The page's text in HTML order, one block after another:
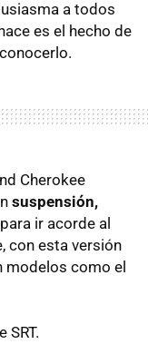
a todos
es el hecho de
Cherokee
suspensión,
ir acorde al
con esta versión
modelos como el
SRT.